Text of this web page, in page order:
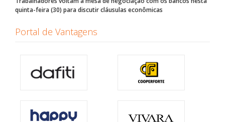
quinta-feira (30) para discutir cláusulas econômicas
Portal de Vantagens